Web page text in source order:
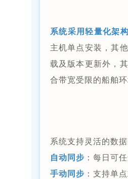
系统采用轻量化架
主机单点安装，其
载及版本更新外，
合带宽受限的船舶环
系统支持灵活的数据
自动同步 ：每日可
手动同步 ：支持单